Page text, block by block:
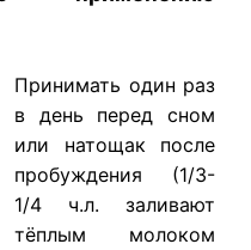
​Принимать один раз
в день перед сном
или натощак после
пробуждения (1/3-
1/4 ч.л. заливают
тёплым молоком